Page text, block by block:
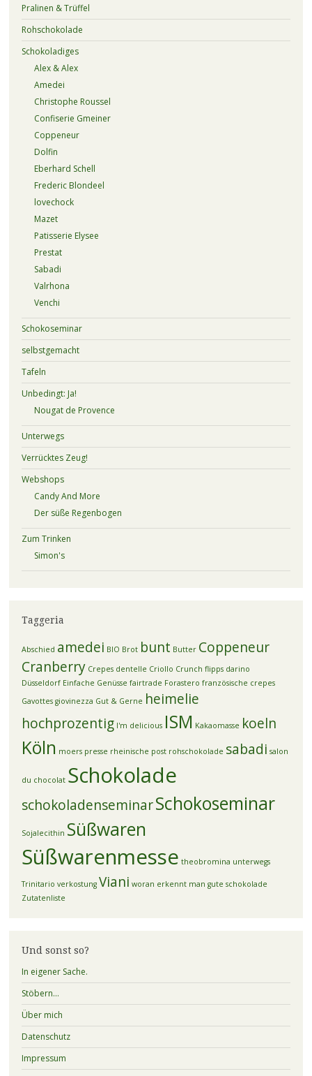
Pralinen & Trüffel
Rohschokolade
Schokoladiges
Alex & Alex
Amedei
Christophe Roussel
Confiserie Gmeiner
Coppeneur
Dolfin
Eberhard Schell
Frederic Blondeel
lovechock
Mazet
Patisserie Elysee
Prestat
Sabadi
Valrhona
Venchi
Schokoseminar
selbstgemacht
Tafeln
Unbedingt: Ja!
Nougat de Provence
Unterwegs
Verrücktes Zeug!
Webshops
Candy And More
Der süße Regenbogen
Zum Trinken
Simon's
Taggeria
Abschied amedei BIO Brot bunt Butter Coppeneur
Cranberry Crepes dentelle Criollo Crunch flipps darino
Düsseldorf Einfache Genüsse fairtrade Forastero französische crepes
Gavottes giovinezza Gut & Gerne heimelie
hochprozentig I'm delicious ISM Kakaomasse koeln
Köln moers presse rheinische post rohschokolade sabadi salon
du chocolat Schokolade
schokoladenseminarSchokoseminar
Sojalecithin Süßwaren
Süßwarenmesse theobromina unterwegs
Trinitario verkostung Viani woran erkennt man gute schokolade
Zutatenliste
Und sonst so?
In eigener Sache.
Stöbern…
Über mich
Datenschutz
Impressum